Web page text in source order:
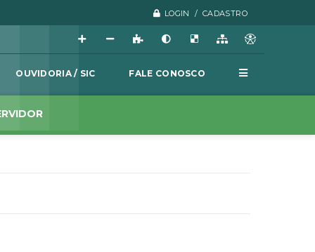
LOGIN / CADASTRO
OUVIDORIA / SIC FALE CONOSCO